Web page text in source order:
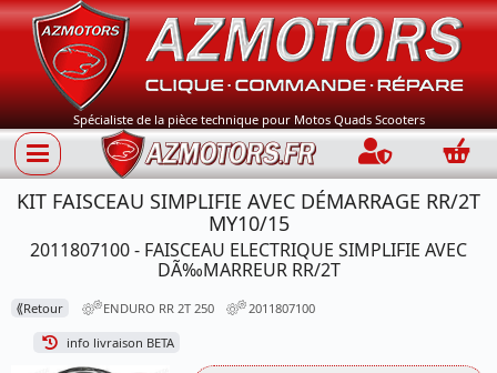
Spécialiste de la pièce technique pour Motos Quads Scooters
Connection
KIT FAISCEAU SIMPLIFIE AVEC DÉMARRAGE RR/2T
MY10/15
2011807100 - FAISCEAU ELECTRIQUE SIMPLIFIE AVEC
DÃ‰MARREUR RR/2T
⟪Retour ENDURO RR 2T 250 2011807100
info livraison BETA